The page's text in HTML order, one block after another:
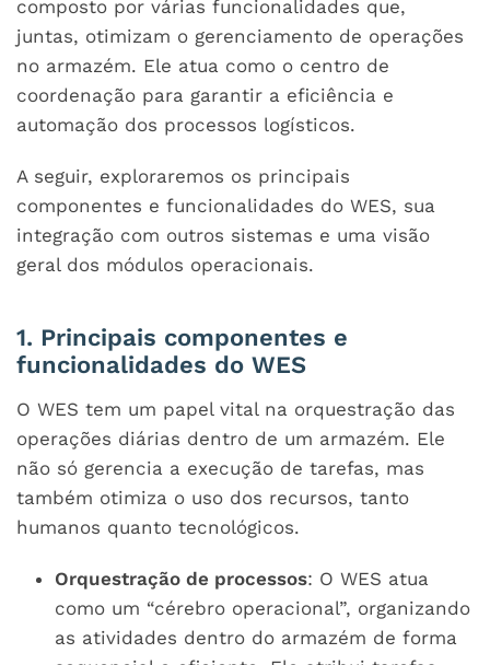
composto por várias funcionalidades que,
juntas, otimizam o gerenciamento de operações
no armazém. Ele atua como o centro de
coordenação para garantir a eficiência e
automação dos processos logísticos.
A seguir, exploraremos os principais
componentes e funcionalidades do WES, sua
integração com outros sistemas e uma visão
geral dos módulos operacionais.
1. Principais componentes e
funcionalidades do WES
O WES tem um papel vital na orquestração das
operações diárias dentro de um armazém. Ele
não só gerencia a execução de tarefas, mas
também otimiza o uso dos recursos, tanto
humanos quanto tecnológicos.
Orquestração de processos: O WES atua
como um “cérebro operacional”, organizando
as atividades dentro do armazém de forma